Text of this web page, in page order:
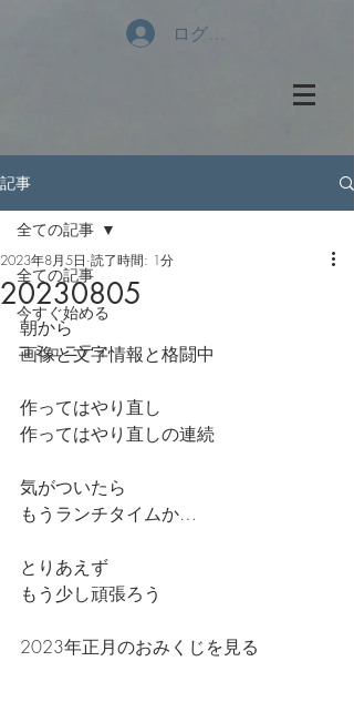
ログイン
記事
全ての記事
今すぐ始める
コミュニティ
全ての記事
20230805
2023年8月5日 読了時間: 1分
朝から
画像と文字情報と格闘中
作ってはやり直し
作ってはやり直しの連続
気がついたら
もうランチタイムか…
とりあえず
もう少し頑張ろう
2023年正月のおみくじを見る